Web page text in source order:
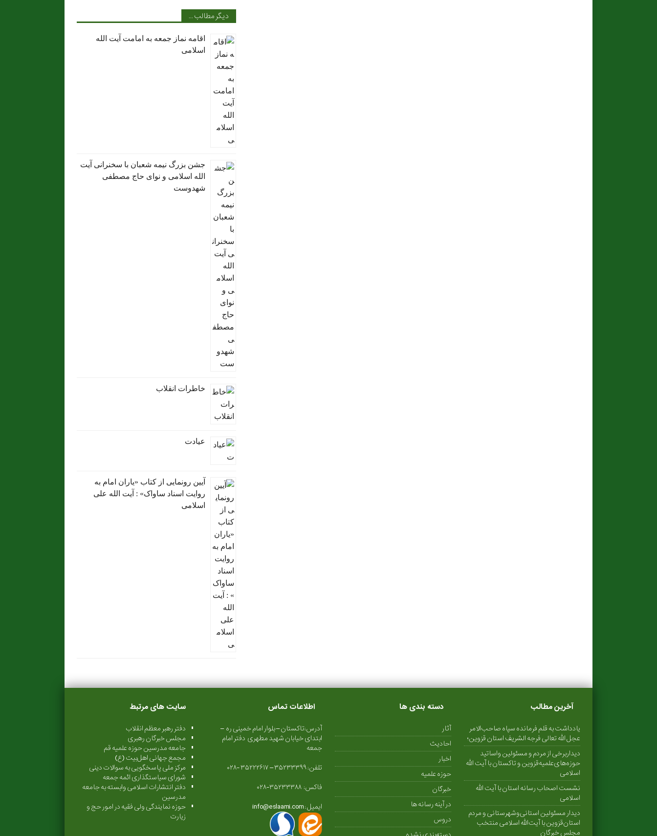
دیگر مطالب …
اقامه نماز جمعه به امامت آیت الله
اسلامی
جشن بزرگ نیمه شعبان با سخنرانی آیت
الله اسلامی و نوای حاج مصطفی
شهدوست
خاطرات انقلاب
عیادت
آیین رونمایی از کتاب «یاران امام به
روایت اسناد ساواک» : آیت الله علی
اسلامی
آخرین مطالب
یادداشت به قلم فرمانده سپاه صاحب‌الامر
عجل الله تعالی فرجه الشریف استان قزوین؛
دیداربرخی از مردم و مسئولین واساتید
حوزه‌های‌علمیه‌قزوین و تاکستان با آیت الله
اسلامی
نشست اصحاب رسانه استان با آیت الله
اسلامی
دیدار مسئولین استانی‌وشهرستانی و مردم‌
استان‌قزوین با آیت‌الله‌ اسلامی منتخب
مجلس‌ خبرگان
دسته بندی ها
آثار
احادیث
اخبار
حوزه علمیه
خبرگان
در آینه رسانه ها
دروس
اطلاعات تماس
آدرس:تاکستان – بلوار امام خمینی ره –
ابتدای خیابان شهید مطهری دفتر امام
جمعه
تلفن: ۳۵۲۳۳۳۹۹ – ۳۵۲۲۲۶۱۷ -۰۲۸
فاکس: ۳۵۲۳۳۳۸۸-۰۲۸
ایمیل : info@eslaami.com
سایت های مرتبط
دفتر رهبر معظم انقلاب
مجلس خبرگان رهبری
جامعه مدرسین حوزه علمیه قم
مجمع جهانی اهل‌بیت (ع)
مرکز ملی پاسخگویی به سوالات دینی
شورای سیاستگذاری ائمه جمعه
دفتر انتشارات اسلامی وابسته به جامعه
مدرسین
حوزه نمایندگی ولی فقیه در امور حج و
زیارت